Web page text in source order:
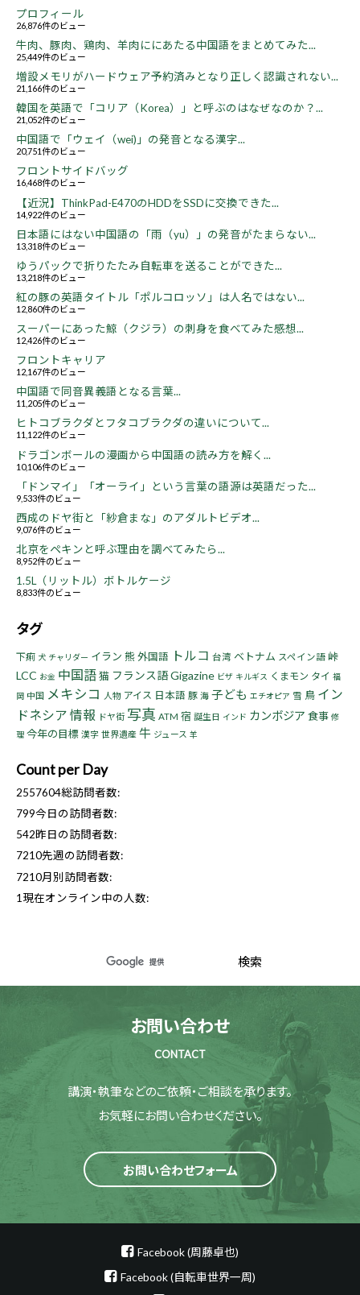
プロフィール
26,876件のビュー
牛肉、豚肉、鶏肉、羊肉ににあたる中国語をまとめてみた...
25,449件のビュー
増設メモリがハードウェア予約済みとなり正しく認識されない...
21,166件のビュー
韓国を英語で「コリア（Korea）」と呼ぶのはなぜなのか？...
21,052件のビュー
中国語で「ウェイ（wei)」の発音となる漢字...
20,751件のビュー
フロントサイドバッグ
16,468件のビュー
【近況】ThinkPad-E470のHDDをSSDに交換できた...
14,922件のビュー
日本語にはない中国語の「雨（yu）」の発音がたまらない...
13,318件のビュー
ゆうパックで折りたたみ自転車を送ることができた...
13,218件のビュー
紅の豚の英語タイトル「ポルコロッソ」は人名ではない...
12,860件のビュー
スーパーにあった鯨（クジラ）の刺身を食べてみた感想...
12,426件のビュー
フロントキャリア
12,167件のビュー
中国語で同音異義語となる言葉...
11,205件のビュー
ヒトコブラクダとフタコブラクダの違いについて...
11,122件のビュー
ドラゴンボールの漫画から中国語の読み方を解く...
10,106件のビュー
「ドンマイ」「オーライ」という言葉の語源は英語だった...
9,533件のビュー
西成のドヤ街と「紗倉まな」のアダルトビデオ...
9,076件のビュー
北京をペキンと呼ぶ理由を調べてみたら...
8,952件のビュー
1.5L（リットル）ボトルケージ
8,833件のビュー
タグ
下痢 犬 チャリダー イラン 熊 外国語 トルコ 台湾 ベトナム スペイン語 峠
LCC お金 中国語猫 フランス語Gigazine ビザ キルギス くまモン タイ 福
岡 中国 メキシコ 人物 アイス 日本語 豚 海 子ども エチオピア 雪 鳥 イン
ドネシア 情報 ドヤ街 写真 ATM 宿 誕生日 インド カンボジア 食事 修
理 今年の目標 漢字 世界遺産 牛 ジュース 羊
Count per Day
2557604総訪問者数:
799今日の訪問者数:
542昨日の訪問者数:
7210先週の訪問者数:
7210月別訪問者数:
1 現在オンライン中の人数:
お問い合わせ
CONTACT
講演・執筆などのご依頼・ご相談を承ります。
お気軽にお問い合わせください。
お問い合わせフォーム
Facebook (周藤卓也)
Facebook (自転車世界一周)